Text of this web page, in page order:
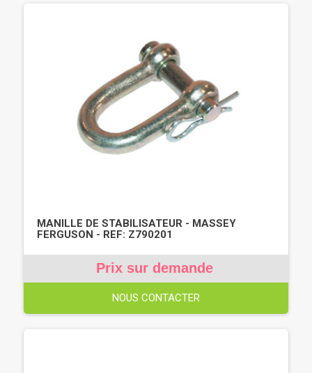
MANILLE DE STABILISATEUR - MASSEY
FERGUSON - REF: Z790201
Prix sur demande
NOUS CONTACTER